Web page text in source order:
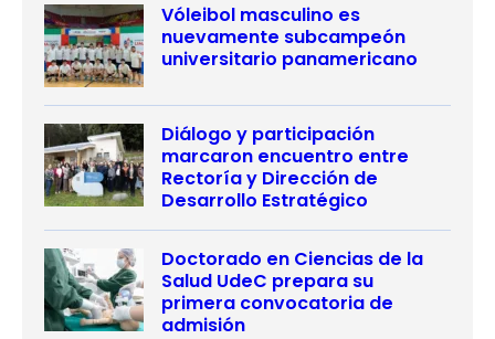
Vóleibol masculino es
nuevamente subcampeón
universitario panamericano
Diálogo y participación
marcaron encuentro entre
Rectoría y Dirección de
Desarrollo Estratégico
Doctorado en Ciencias de la
Salud UdeC prepara su
primera convocatoria de
admisión